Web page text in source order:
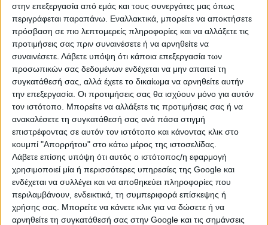
στην επεξεργασία από εμάς και τους συνεργάτες μας όπως
περιγράφεται παραπάνω. Εναλλακτικά, μπορείτε να αποκτήσετε
πρόσβαση σε πιο λεπτομερείς πληροφορίες και να αλλάξετε τις
προτιμήσεις σας πριν συναινέσετε ή να αρνηθείτε να
συναινέσετε. Λάβετε υπόψη ότι κάποια επεξεργασία των
προσωπικών σας δεδομένων ενδέχεται να μην απαιτεί τη
συγκατάθεσή σας, αλλά έχετε το δικαίωμα να αρνηθείτε αυτήν
την επεξεργασία. Οι προτιμήσεις σας θα ισχύουν μόνο για αυτόν
τον ιστότοπο. Μπορείτε να αλλάξετε τις προτιμήσεις σας ή να
ανακαλέσετε τη συγκατάθεσή σας ανά πάσα στιγμή
επιστρέφοντας σε αυτόν τον ιστότοπο και κάνοντας κλικ στο
κουμπί "Απορρήτου" στο κάτω μέρος της ιστοσελίδας.
Λάβετε επίσης υπόψη ότι αυτός ο ιστότοπος/η εφαρμογή
χρησιμοποιεί μία ή περισσότερες υπηρεσίες της Google και
ενδέχεται να συλλέγει και να αποθηκεύει πληροφορίες που
περιλαμβάνουν, ενδεικτικά, τη συμπεριφορά επίσκεψης ή
χρήσης σας. Μπορείτε να κάνετε κλικ για να δώσετε ή να
αρνηθείτε τη συγκατάθεσή σας στην Google και τις σημάνσεις
αιτήσεων. Στόχος μας είναι να υποστηρίξουμε
επαγγελματίες και οργανισμούς του αγροδιατροφικού
τομέα να υλοποιήσουν τις ιδέες τους και να κάνουν το
πρώτο βήμα προς την ευρωπαϊκή χρηματοδότηση»,
επισημαίνει ο Γρηγόρης Χατζηκώστας, Partner στη
reframe.food.
Ο Δημήτρης Φωτακίδης, Partner στη reframe.food,
υπογραμμίζει ότι «δημιουργήσαμε τοopencalls
σκοπό να καταστήσουμε την οικονομική ενίσχυση
επαγγελματιών σε τομείς όπως η έξυπνη γεωργία, η
βιοποικιλότητα και η βιώσιμη διαχείριση φυσικών
πόρων περισσότερο προσβάσιμη. Μέσω
τουopencalls.fund, οι ενδιαφερόμενοι μπορούν να
εντοπίσουν κατάλληλες προσκλήσεις
χρηματοδότησης και, ακολουθώντας σαφείς οδηγίες